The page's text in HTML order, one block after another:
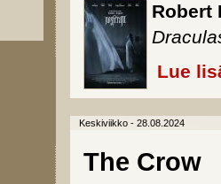
Robert
Lue
Keskiviikko - 28.08.2024
The Crow